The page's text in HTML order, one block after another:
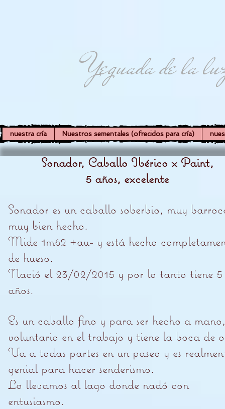
Yeguada de la
nuestra cría Nuestros sementales (ofrecidos para cría)
Sonador, Caballo Ibérico x Paint,
5 años, excelente
Sonador es un caballo soberbio, muy
muy bien hecho.
Mide 1m62 +au- y está hecho
de hueso.
Nació el 23/02/2015 y por lo tanto tiene 5
años.
Es un caballo fino y para ser hecho a
voluntario en el trabajo y tiene la boca de
Va a todas partes en un paseo y es
genial para hacer senderismo.
Lo llevamos al lago donde nadó con
entusiasmo.